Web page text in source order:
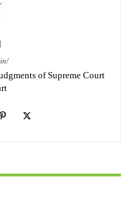
of Supreme Court